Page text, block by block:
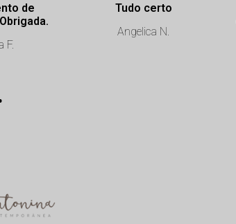
de
excelência. Obrigada.
F.
Tudo certo
Angelica N.